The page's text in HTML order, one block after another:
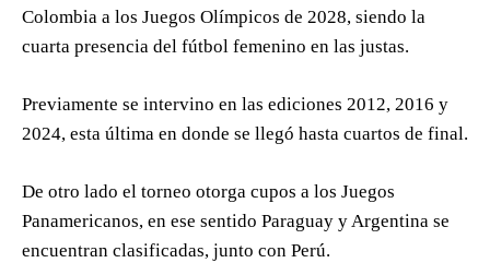
Colombia a los Juegos Olímpicos de 2028, siendo la
cuarta presencia del fútbol femenino en las justas.
Previamente se intervino en las ediciones 2012, 2016 y
2024, esta última en donde se llegó hasta cuartos de final.
De otro lado el torneo otorga cupos a los Juegos
Panamericanos, en ese sentido Paraguay y Argentina se
encuentran clasificadas, junto con Perú.